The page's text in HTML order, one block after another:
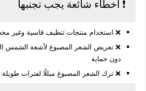
❗ أخطاء شائعة يجب تجنبها
❌ استخدام منتجات تنظيف قاسية وغير
❌ تعريض الشعر المصبوغ لأشعة الشمس
دون حماية
❌ ترك الشعر المصبوغ مبللًا لفترات